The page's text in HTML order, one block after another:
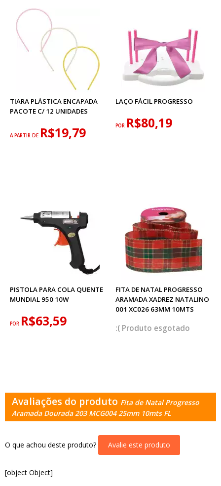
TIARA PLÁSTICA ENCAPADA
PACOTE C/ 12 UNIDADES
A PARTIR DE R$19,79
LAÇO FÁCIL PROGRESSO
POR R$80,19
PISTOLA PARA COLA QUENTE
MUNDIAL 950 10W
POR R$63,59
FITA DE NATAL PROGRESSO
ARAMADA XADREZ NATALINO
001 XC026 63MM 10MTS
esgotado
Avaliações do produto Fita de Natal Progresso
Aramada Dourada 203 MCG004 25mm 10mts FL
O que achou deste produto? Avalie este produto
[object Object]